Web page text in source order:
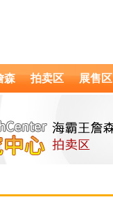
森 拍卖区 展售区